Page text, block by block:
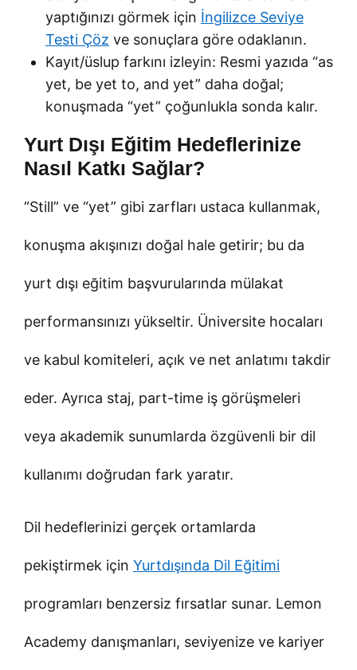
yaptığınızı görmek için İngilizce Seviye
Testi Çöz ve sonuçlara göre odaklanın.
Kayıt/üslup farkını izleyin: Resmi yazıda “as
yet, be yet to, and yet” daha doğal;
konuşmada “yet” çoğunlukla sonda kalır.
Yurt Dışı Eğitim Hedeflerinize
Nasıl Katkı Sağlar?
“Still” ve “yet” gibi zarfları ustaca kullanmak,
konuşma akışınızı doğal hale getirir; bu da
yurt dışı eğitim başvurularında mülakat
performansınızı yükseltir. Üniversite hocaları
ve kabul komiteleri, açık ve net anlatımı takdir
eder. Ayrıca staj, part-time iş görüşmeleri
veya akademik sunumlarda özgüvenli bir dil
kullanımı doğrudan fark yaratır.
Dil hedeflerinizi gerçek ortamlarda
pekiştirmek için Yurtdışında Dil Eğitimi
programları benzersiz fırsatlar sunar. Lemon
Academy danışmanları, seviyenize ve kariyer